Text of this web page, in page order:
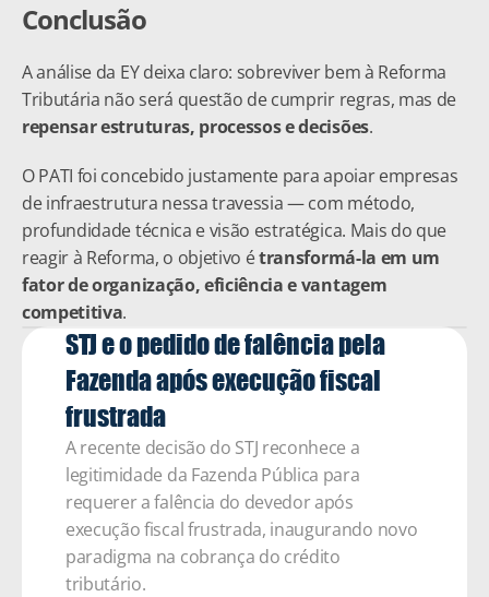
Conclusão
A análise da EY deixa claro: sobreviver bem à Reforma
repensar estruturas, processos e decisões.
O PATI foi concebido justamente para apoiar empresas
de infraestrutura nessa travessia — com método,
profundidade técnica e visão estratégica. Mais do que
reagir à Reforma, o objetivo é transformá-la em um
fator de organização, eficiência e vantagem
competitiva.
STJ e o pedido de falência pela
Fazenda após execução fiscal
frustrada
A recente decisão do STJ reconhece a
legitimidade da Fazenda Pública para
requerer a falência do devedor após
execução fiscal frustrada, inaugurando novo
paradigma na cobrança do crédito
tributário.